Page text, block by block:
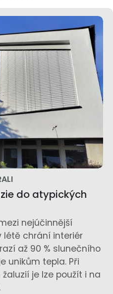
do atypických
nejúčinnější
létě chrání interiér
až 90 % slunečního
unikům tepla. Při
je lze použít i na